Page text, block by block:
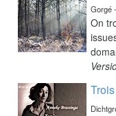
Gorgé
On